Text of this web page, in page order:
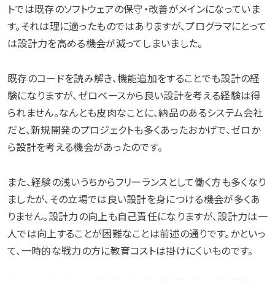
トでは既存のソフトウェアの保守・改善がメインになっていま
す。それは理に適ったものではありますが、プログラマにとって
は設計力を高める機会が減ってしまいました。
既存のコードを読み解き、機能追加をすることでも設計の経
験になりますが、ゼロベースから良い設計を考える経験は得
られません。なんとも皮肉なことに、納品のあるシステム会社
だと、新規開発のプロジェクトも多くあったおかげで、ゼロか
ら設計を考える機会があったのです。
また、経験の浅いうちからフリーランスとして働く方も多くなり
ましたが、その立場では良い設計を身につける機会が多くあ
りません。設計力の向上も自己責任になりますが、設計力は一
人では向上することが困難なことは前述の通りです。かといっ
て、一時的な戦力の方に教育コストは掛けにくいものです。